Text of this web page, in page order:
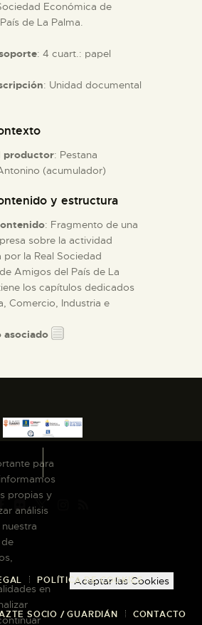
Económica de
de La Palma.
: 4 cuart.: papel
: Unidad documental
productor: Pestana
(acumulador)
y estructura
: Fragmento de una
sobre la actividad
por la Real Sociedad
Amigos del País de La
los capítulos dedicados
Comercio, Industria e
asociado
POLÍTICA DE COOKIES
SOCIO / GUARDIÁN CONTACTO
para
propias y
análisis
en
Aceptar las Cookies